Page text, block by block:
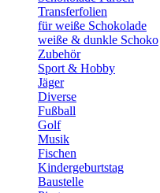
Transferfolien
für weiße Schokolade
weiße & dunkle Schoko
Zubehör
Sport & Hobby
Jäger
Diverse
Fußball
Golf
Musik
Fischen
Kindergeburtstag
Baustelle